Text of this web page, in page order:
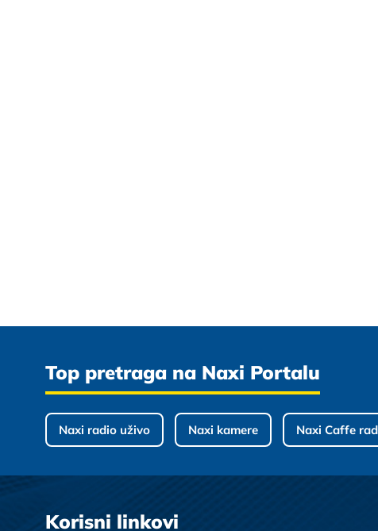
Top pretraga na Naxi Portalu
Naxi radio uživo Naxi kamere Naxi Caffe
Korisni linkovi